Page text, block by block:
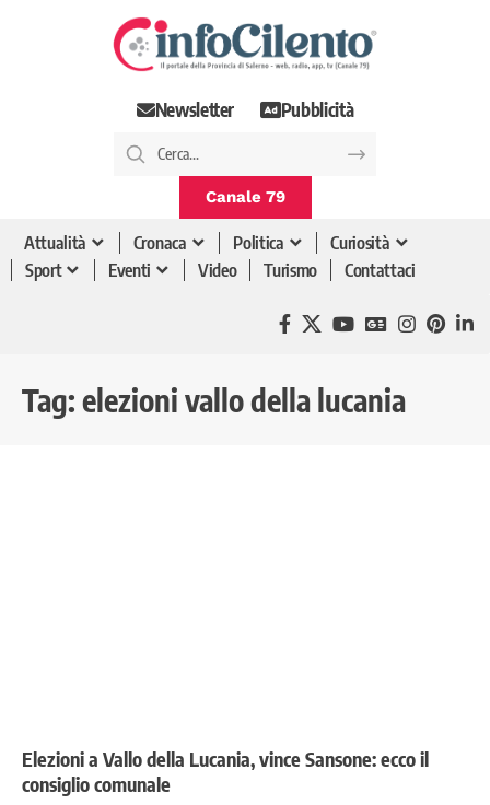
Newsletter Pubblicità
Canale 79
Attualità Cronaca Politica
Curiosità
Sport
Eventi Video Turismo Contattaci
Tag: elezioni vallo della lucania
Elezioni a Vallo della Lucania, vince Sansone: ecco il
consiglio comunale